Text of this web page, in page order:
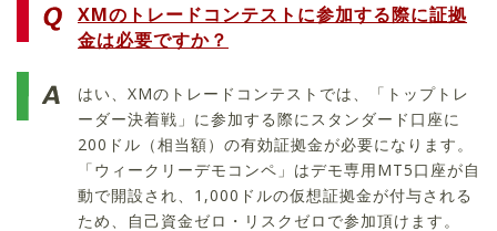
XMのトレードコンテストに参加する際に証拠
金は必要ですか？
はい、XMのトレードコンテストでは、「トップトレ
ーダー決着戦」に参加する際にスタンダード口座に
200ドル（相当額）の有効証拠金が必要になります。
「ウィークリーデモコンペ」はデモ専用MT5口座が自
動で開設され、1,000ドルの仮想証拠金が付与される
ため、自己資金ゼロ・リスクゼロで参加頂けます。